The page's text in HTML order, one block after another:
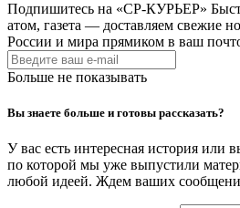
Подпишитесь на «СР-КУРЬЕР»
атом, газета — доставляем свежие
России и мира прямиком в ваш
Больше не показывать
Вы знаете больше и готовы рассказать?
У вас есть интересная история или
по которой мы уже выпустили
любой идеей. Ждем ваших